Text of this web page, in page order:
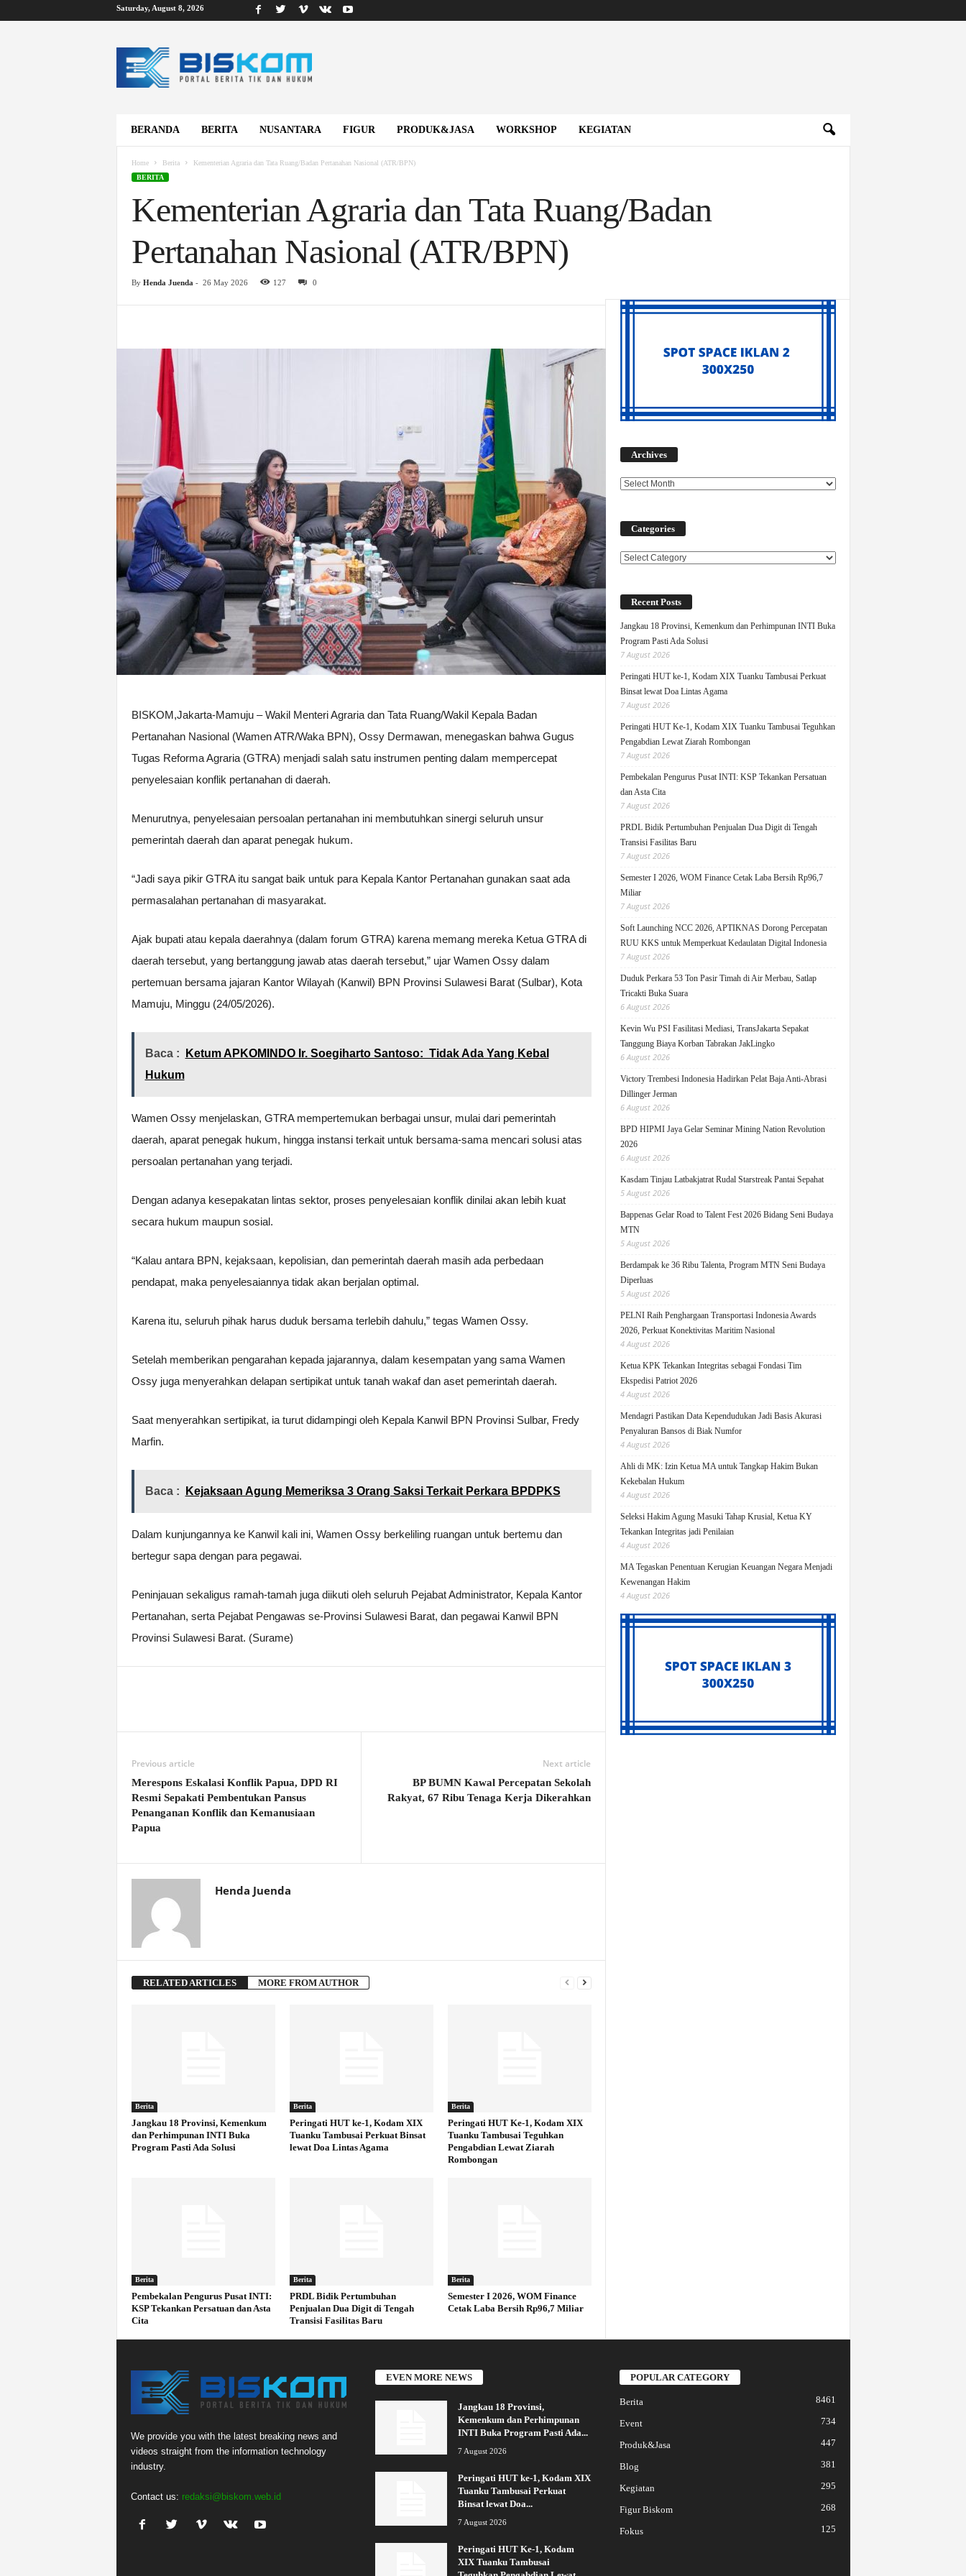
Saturday, August 8, 2026
i
BERANDA
BERITA NUSANTARA FIGUR PRODUK&JASA WORKSHOP KEGIATAN
Home Berita
Kementerian Agraria dan Tata Ruang/Badan Pertanahan Nasional (ATR/BPN)
BERITA
Kementerian Agraria dan Tata Ruang/Badan
Pertanahan Nasional (ATR/BPN)
By Henda Juenda - 26 May 2026 127 0
BISKOM,Jakarta-Mamuju – Wakil Menteri Agraria dan Tata Ruang/Wakil Kepala Badan
Pertanahan Nasional (Wamen ATR/Waka BPN), Ossy Dermawan, menegaskan bahwa Gugus
Tugas Reforma Agraria (GTRA) menjadi salah satu instrumen penting dalam mempercepat
penyelesaian konflik pertanahan di daerah.
Menurutnya, penyelesaian persoalan pertanahan ini membutuhkan sinergi seluruh unsur
pemerintah daerah dan aparat penegak hukum.
“Jadi saya pikir GTRA itu sangat baik untuk para Kepala Kantor Pertanahan gunakan saat ada
permasalahan pertanahan di masyarakat.
Ajak bupati atau kepala daerahnya (dalam forum GTRA) karena memang mereka Ketua GTRA di
daerah tersebut, yang bertanggung jawab atas daerah tersebut,” ujar Wamen Ossy dalam
pertemuan bersama jajaran Kantor Wilayah (Kanwil) BPN Provinsi Sulawesi Barat (Sulbar), Kota
Mamuju, Minggu (24/05/2026).
Baca :
Ketum APKOMINDO Ir. Soegiharto Santoso: Tidak Ada Yang Kebal
Hukum
Wamen Ossy menjelaskan, GTRA mempertemukan berbagai unsur, mulai dari pemerintah
daerah, aparat penegak hukum, hingga instansi terkait untuk bersama-sama mencari solusi atas
persoalan pertanahan yang terjadi.
Dengan adanya kesepakatan lintas sektor, proses penyelesaian konflik dinilai akan lebih kuat
secara hukum maupun sosial.
“Kalau antara BPN, kejaksaan, kepolisian, dan pemerintah daerah masih ada perbedaan
pendapat, maka penyelesaiannya tidak akan berjalan optimal.
Karena itu, seluruh pihak harus duduk bersama terlebih dahulu,” tegas Wamen Ossy.
Setelah memberikan pengarahan kepada jajarannya, dalam kesempatan yang sama Wamen
Ossy juga menyerahkan delapan sertipikat untuk tanah wakaf dan aset pemerintah daerah.
Saat menyerahkan sertipikat, ia turut didampingi oleh Kepala Kanwil BPN Provinsi Sulbar, Fredy
Marfin.
Baca : Kejaksaan Agung Memeriksa 3 Orang Saksi Terkait Perkara BPDPKS
Dalam kunjungannya ke Kanwil kali ini, Wamen Ossy berkeliling ruangan untuk bertemu dan
bertegur sapa dengan para pegawai.
Peninjauan sekaligus ramah-tamah juga diikuti oleh seluruh Pejabat Administrator, Kepala Kantor
Pertanahan, serta Pejabat Pengawas se-Provinsi Sulawesi Barat, dan pegawai Kanwil BPN
Provinsi Sulawesi Barat. (Surame)
Previous article
Merespons Eskalasi Konflik Papua, DPD RI
Resmi Sepakati Pembentukan Pansus
Penanganan Konflik dan Kemanusiaan
Papua
Next article
BP BUMN Kawal Percepatan Sekolah
Rakyat, 67 Ribu Tenaga Kerja Dikerahkan
Henda Juenda
RELATED ARTICLES MORE FROM AUTHOR
Berita
Jangkau 18 Provinsi, Kemenkum
dan Perhimpunan INTI Buka
Program Pasti Ada Solusi
Berita
Peringati HUT ke-1, Kodam XIX
Tuanku Tambusai Perkuat Binsat
lewat Doa Lintas Agama
Berita
Peringati HUT Ke-1, Kodam XIX
Tuanku Tambusai Teguhkan
Pengabdian Lewat Ziarah
Rombongan
Berita
Pembekalan Pengurus Pusat INTI:
KSP Tekankan Persatuan dan Asta
Cita
Berita
PRDL Bidik Pertumbuhan
Penjualan Dua Digit di Tengah
Transisi Fasilitas Baru
Berita
Semester I 2026, WOM Finance
Cetak Laba Bersih Rp96,7 Miliar
Archives
Categories
Categories
Recent Posts
Jangkau 18 Provinsi, Kemenkum dan Perhimpunan INTI Buka
Program Pasti Ada Solusi
7 August 2026
Peringati HUT ke-1, Kodam XIX Tuanku Tambusai Perkuat
Binsat lewat Doa Lintas Agama
7 August 2026
Peringati HUT Ke-1, Kodam XIX Tuanku Tambusai Teguhkan
Pengabdian Lewat Ziarah Rombongan
7 August 2026
Pembekalan Pengurus Pusat INTI: KSP Tekankan Persatuan
dan Asta Cita
7 August 2026
PRDL Bidik Pertumbuhan Penjualan Dua Digit di Tengah
Transisi Fasilitas Baru
7 August 2026
Semester I 2026, WOM Finance Cetak Laba Bersih Rp96,7
Miliar
7 August 2026
Soft Launching NCC 2026, APTIKNAS Dorong Percepatan
RUU KKS untuk Memperkuat Kedaulatan Digital Indonesia
7 August 2026
Duduk Perkara 53 Ton Pasir Timah di Air Merbau, Satlap
Tricakti Buka Suara
6 August 2026
Kevin Wu PSI Fasilitasi Mediasi, TransJakarta Sepakat
Tanggung Biaya Korban Tabrakan JakLingko
6 August 2026
Victory Trembesi Indonesia Hadirkan Pelat Baja Anti-Abrasi
Dillinger Jerman
6 August 2026
BPD HIPMI Jaya Gelar Seminar Mining Nation Revolution
2026
6 August 2026
Kasdam Tinjau Latbakjatrat Rudal Starstreak Pantai Sepahat
5 August 2026
Bappenas Gelar Road to Talent Fest 2026 Bidang Seni Budaya
MTN
5 August 2026
Berdampak ke 36 Ribu Talenta, Program MTN Seni Budaya
Diperluas
5 August 2026
PELNI Raih Penghargaan Transportasi Indonesia Awards
2026, Perkuat Konektivitas Maritim Nasional
4 August 2026
Ketua KPK Tekankan Integritas sebagai Fondasi Tim
Ekspedisi Patriot 2026
4 August 2026
Mendagri Pastikan Data Kependudukan Jadi Basis Akurasi
Penyaluran Bansos di Biak Numfor
4 August 2026
Ahli di MK: Izin Ketua MA untuk Tangkap Hakim Bukan
Kekebalan Hukum
4 August 2026
Seleksi Hakim Agung Masuki Tahap Krusial, Ketua KY
Tekankan Integritas jadi Penilaian
4 August 2026
MA Tegaskan Penentuan Kerugian Keuangan Negara Menjadi
Kewenangan Hakim
4 August 2026
We provide you with the latest breaking news and
videos straight from the information technology
industry.
Contact us: redaksi@biskom.web.id
EVEN MORE NEWS
Jangkau 18 Provinsi,
Kemenkum dan Perhimpunan
INTI Buka Program Pasti Ada...
7 August 2026
Peringati HUT ke-1, Kodam XIX
Tuanku Tambusai Perkuat
Binsat lewat Doa...
7 August 2026
Peringati HUT Ke-1, Kodam
XIX Tuanku Tambusai
POPULAR CATEGORY
Berita 8461
Event 734
Produk&Jasa 447
Blog 381
Kegiatan 295
Figur Biskom 268
Fokus 125